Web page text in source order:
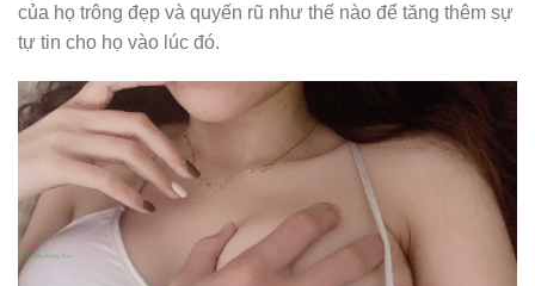
của họ trông đẹp và quyến rũ như thế nào để tăng thêm sự
tự tin cho họ vào lúc đó.